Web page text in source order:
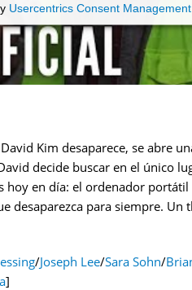
Usercentrics Consent
Kim desaparece, se abre
decide buscar en el único
hoy en día: el ordenador
desaparezca para siempre.
/Joseph Lee/Sara Sohn/
]